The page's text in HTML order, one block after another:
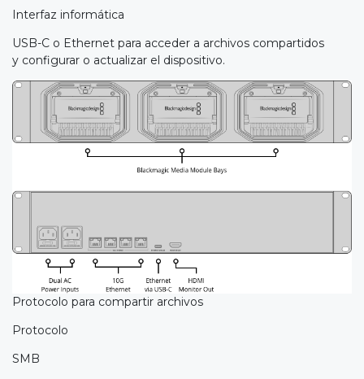
Interfaz informática
USB-C o Ethernet para acceder a archivos compartidos
y configurar o actualizar el dispositivo.
Protocolo para compartir archivos
Protocolo
SMB